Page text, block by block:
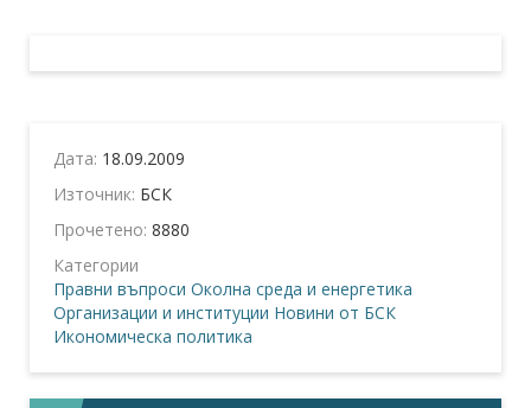
Дата: 18.09.2009
Източник: БСК
Прочетено: 8880
Категории
Правни въпроси Околна среда и енергетика
Организации и институции Новини от БСК
Икономическа политика